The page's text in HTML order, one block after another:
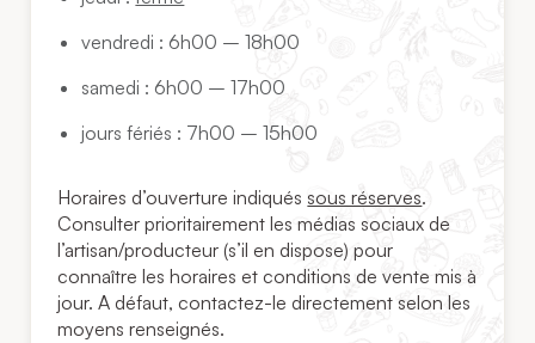
vendredi : 6h00 – 18h00
samedi : 6h00 – 17h00
jours fériés : 7h00 – 15h00
Horaires d’ouverture indiqués sous réserves.
Consulter prioritairement les médias sociaux de
l’artisan/producteur (s’il en dispose) pour
connaître les horaires et conditions de vente mis à
jour. A défaut, contactez-le directement selon les
moyens renseignés.